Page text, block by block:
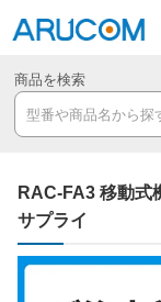
商品を検索
RAC-FA3 移動式
サプライ